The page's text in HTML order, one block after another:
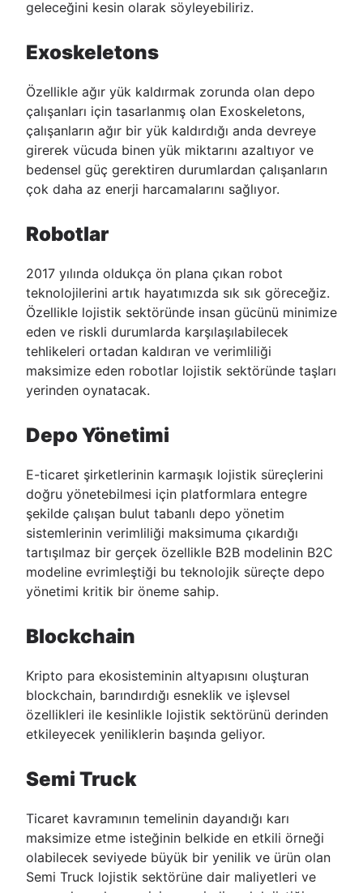
geleceğini kesin olarak söyleyebiliriz.
Exoskeletons
Özellikle ağır yük kaldırmak zorunda olan depo
çalışanları için tasarlanmış olan Exoskeletons,
çalışanların ağır bir yük kaldırdığı anda devreye
girerek vücuda binen yük miktarını azaltıyor ve
bedensel güç gerektiren durumlardan çalışanların
çok daha az enerji harcamalarını sağlıyor.
Robotlar
2017 yılında oldukça ön plana çıkan robot
teknolojilerini artık hayatımızda sık sık göreceğiz.
Özellikle lojistik sektöründe insan gücünü minimize
eden ve riskli durumlarda karşılaşılabilecek
tehlikeleri ortadan kaldıran ve verimliliği
maksimize eden robotlar lojistik sektöründe taşları
yerinden oynatacak.
Depo Yönetimi
E-ticaret şirketlerinin karmaşık lojistik süreçlerini
doğru yönetebilmesi için platformlara entegre
şekilde çalışan bulut tabanlı depo yönetim
sistemlerinin verimliliği maksimuma çıkardığı
tartışılmaz bir gerçek özellikle B2B modelinin B2C
modeline evrimleştiği bu teknolojik süreçte depo
yönetimi kritik bir öneme sahip.
Blockchain
Kripto para ekosisteminin altyapısını oluşturan
blockchain, barındırdığı esneklik ve işlevsel
özellikleri ile kesinlikle lojistik sektörünü derinden
etkileyecek yeniliklerin başında geliyor.
Semi Truck
Ticaret kavramının temelinin dayandığı karı
maksimize etme isteğinin belkide en etkili örneği
olabilecek seviyede büyük bir yenilik ve ürün olan
Semi Truck lojistik sektörüne dair maliyetleri ve